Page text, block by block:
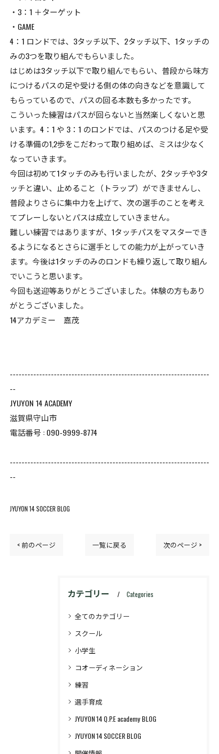
・3：1 ＋ターゲット
・GAME
4：1 ロンドでは、3タッチ以下、2タッチ以下、1タッチの
みの3つを取り組んでもらいました。
はじめは3タッチ以下で取り組んでもらい、普段から味方
につけるパスの足や受ける側の体の向きなどを意識して
もらっているので、パスの回る本数も多かったです。
こういった練習はパスが回らないと当然楽しくないと思
います。4：1 や 3：1 のロンドでは、パスのつける足や受
ける準備の1,2歩をこだわって取り組めば、ミスは少なく
なっていきます。
今回は初めて1タッチのみも行いましたが、2タッチや3タ
ッチと違い、止めること（トラップ）ができませんし、
普段よりさらに集中力を上げて、次の選手のことを考え
てプレーしないとパスは成立していきません。
難しい練習ではありますが、1タッチパスをマスターでき
るようになるとさらに選手としての能力が上がっていき
ます。今後は1タッチのみのロンドも繰り返して取り組ん
でいこうと思います。
今回も送迎等ありがとうございました。体験の方もあり
がとうございました。
14アカデミー 嘉茂
--------------------------------------------------------------------
--
JYUYON 14 ACADEMY
滋賀県守山市
電話番号 : 090-9999-8774
--------------------------------------------------------------------
--
JYUYON 14 SOCCER BLOG
< 前のページ 一覧に戻る 次のページ >
カテゴリー Categories
全てのカテゴリー
スクール
小学生
コオーディネーション
練習
選手育成
JYUYON 14 Q.P.E academy BLOG
JYUYON 14 SOCCER BLOG